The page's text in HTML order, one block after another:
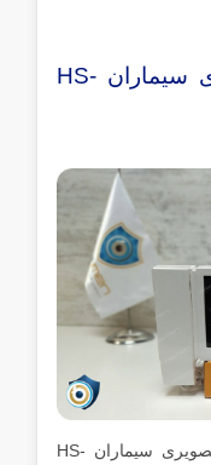
جمع بندی آیفون تصویری سیماران HS-
در مجموع می توان گفت که آیفون تصویری سیماران HS-